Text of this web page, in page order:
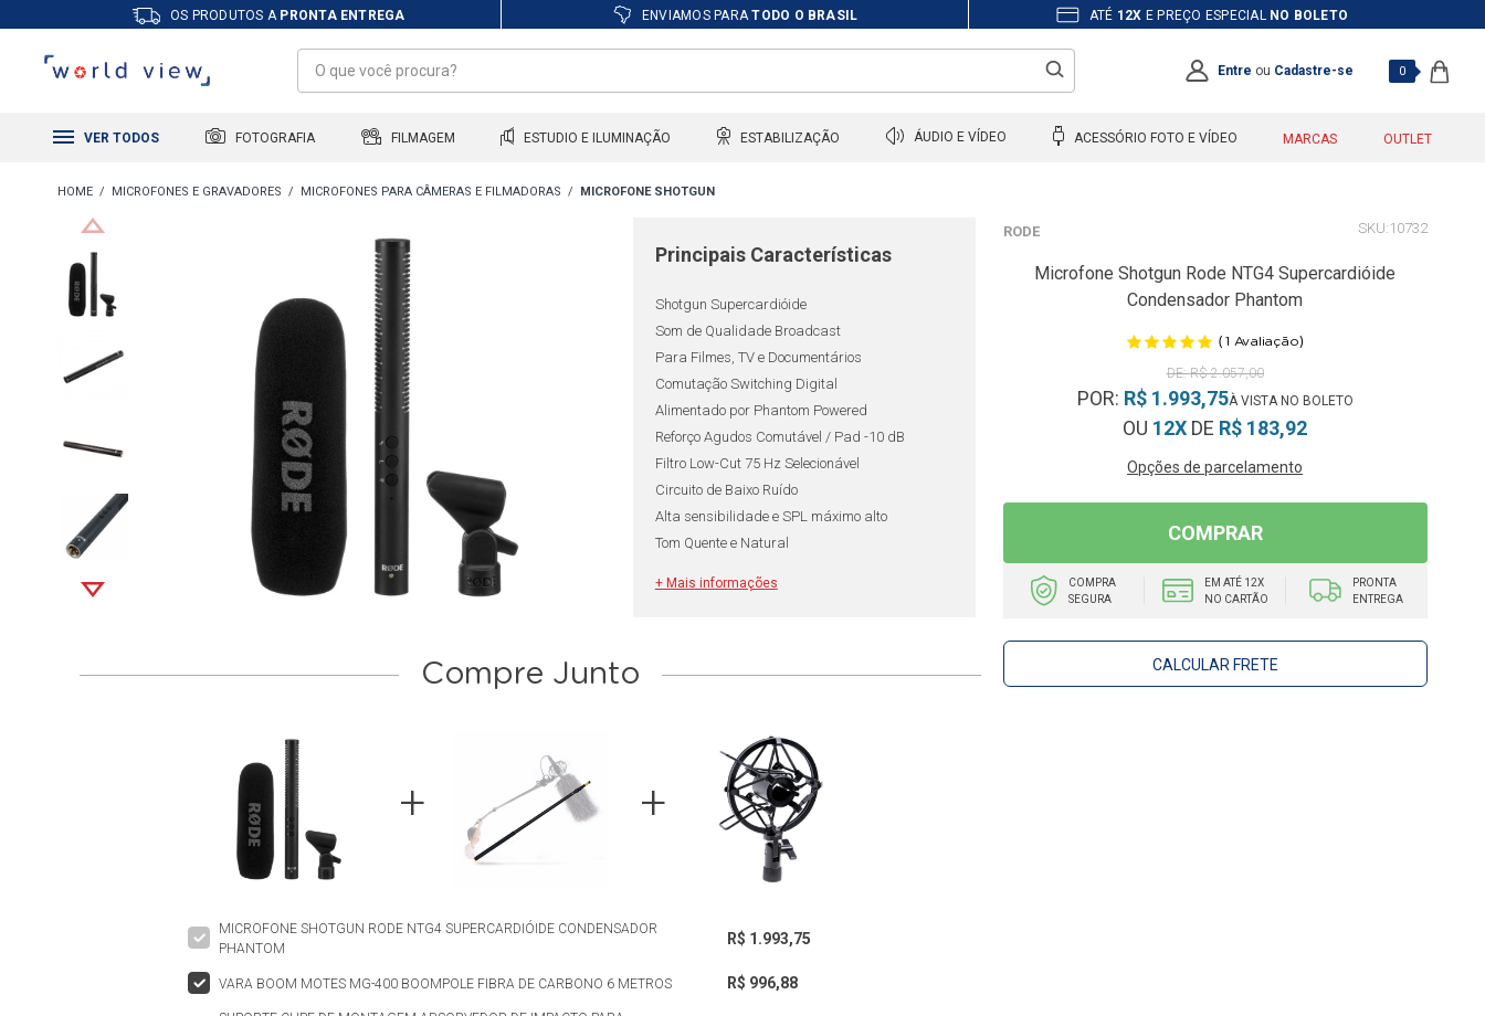
OS PRODUTOS A PRONTA ENTREGA ENVIAMOS PARATODO O BRASIL ATÉ 12X E PREÇO ESPECIAL NO BOLETO
Entre ou Cadastre-se 0
VER TODOS FOTOGRAFIA FILMAGEM ESTUDIO E ILUMINAÇÃO ESTABILIZAÇÃO ÁUDIO E VÍDEO ACESSÓRIO FOTO E VÍDEO MARCAS OUTLET
MICROFONES E GRAVADORES MICROFONES PARA CÂMERAS E FILMADORAS MICROFONE SHOTGUN
Principais Características
Shotgun Supercardióide
Som de Qualidade Broadcast
Para Filmes, TV e Documentários
Comutação Switching Digital
Alimentado por Phantom Powered
Reforço Agudos Comutável / Pad -10 dB
Filtro Low-Cut 75 Hz Selecionável
Circuito de Baixo Ruído
Alta sensibilidade e SPL máximo alto
Tom Quente e Natural
+ Mais informações
RODE 10732
Microfone Shotgun Rode NTG4 Supercardióide
Condensador Phantom
(1 Avaliação)
R$ 2.057,00
POR: R$ 1.993,75
OU 12X DE R$ 183,92
Opções de parcelamento
COMPRAR
COMPRA
SEGURA
EM ATÉ 12X
NO CARTÃO
PRONTA
ENTREGA
CALCULAR FRETE
Compre Junto
MICROFONE SHOTGUN RODE NTG4 SUPERCARDIÓIDE CONDENSADOR
PHANTOM
R$ 1.993,75
VARA BOOM MOTES MG-400 BOOMPOLE FIBRA DE CARBONO 6 METROS R$ 996,88